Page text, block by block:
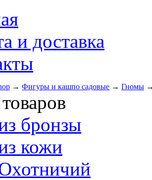
и доставка
→ Фигуры и кашпо садовые → Гномы
бронзы
кожи